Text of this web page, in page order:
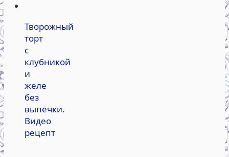
Творожный
торт
с
клубникой
и
желе
без
выпечки.
Видео
рецепт